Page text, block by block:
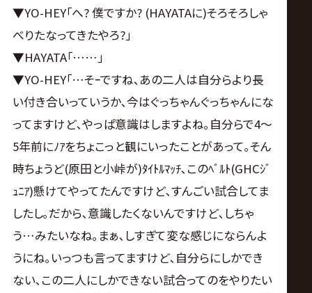
▼YO-HEY｢へ? 僕ですか? (HAYATAに)そろそろしゃ
べりたなってきたやろ?｣
▼HAYATA｢……｣
▼YO-HEY｢…そｰですね､あの二人は自分らより長
い付き合いっていうか､今はぐっちゃんぐっちゃんにな
ってますけど､やっぱ意識はしますよね｡自分らで4～
5年前にﾉｱをちょこっと観にいったことがあって｡そん
時ちょうど(原田と小峠が)ﾀｲﾄﾙﾏｯﾁ､このﾍﾞﾙﾄ(GHCｼﾞ
ｭﾆｱ)懸けてやってたんですけど､すんごい試合してま
したし｡だから､意識したくないんですけど､しちゃ
う…みたいなね｡まぁ､しすぎて変な感じにならんよ
うにね｡いっつも言ってますけど､自分らにしかでき
ない､この二人にしかできない試合ってのをやりたい